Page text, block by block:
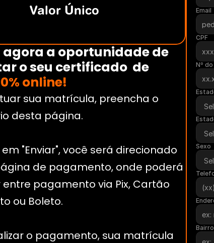
Valor Único
a oportunidade de
o seu certificado  de
online!
sua matrícula, preencha o
desta página.
"Enviar", você será direcionado
de pagamento, onde poderá
entre pagamento via Pix, Cartão
ou Boleto.
o pagamento, sua matrícula
Email
CPF
Nº do
Sexo
Bairro